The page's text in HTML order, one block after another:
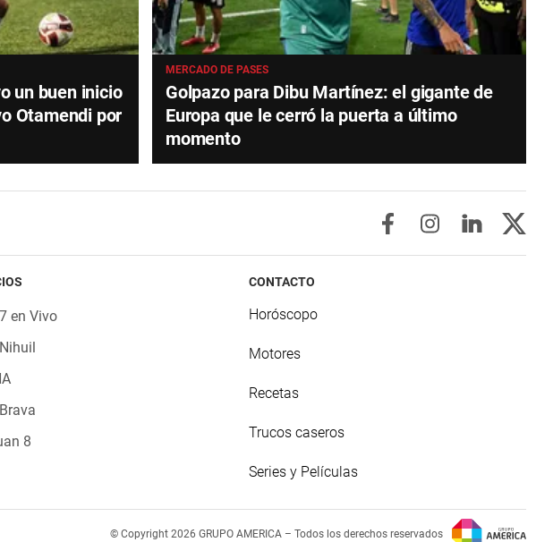
un buen inicio
Otamendi por
MERCADO DE PASES
Golpazo para Dibu Martínez: el gigante de
Europa que le cerró la puerta a último
momento
en Vivo
8
CONTACTO
Horóscopo
Motores
Recetas
Trucos caseros
Series y Películas
© Copyright 2026 GRUPO AMERICA – Todos los derechos reservados